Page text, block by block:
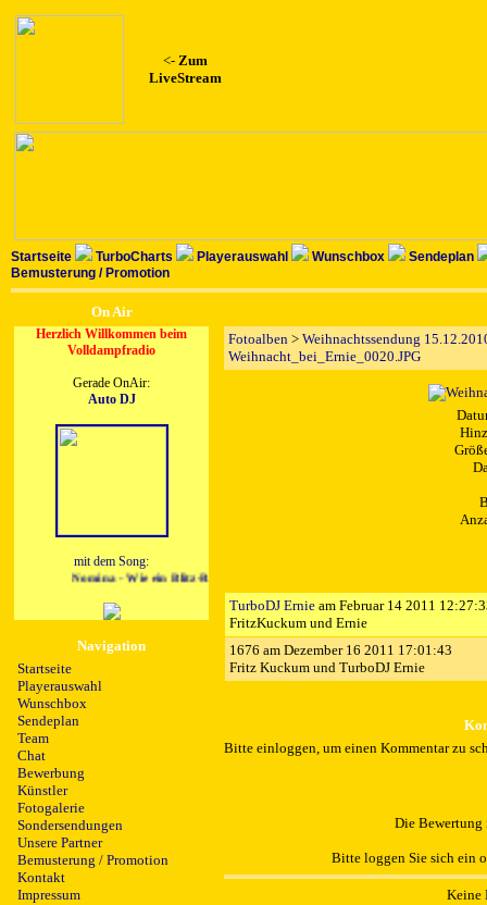
<- Zum
LiveStream
Startseite TurboCharts Playerauswahl Wunschbox
Sendeplan
Bemusterung / Promotion
On Air
Herzlich Willkommen beim
Volldampfradio
Gerade OnAir:
Auto DJ
mit dem Song:
Nomina - Wie ein Blitz-Radio
Navigation
Startseite
Playerauswahl
Wunschbox
Sendeplan
Team
Chat
Bewerbung
Künstler
Fotogalerie
Sondersendungen
Unsere Partner
Bemusterung / Promotion
Kontakt
Impressum
Fotoalben > Weihnachtssendung
Weihnacht_bei_Ernie_0020.JPG
TurboDJ Ernie am Februar 14 2011
FritzKuckum und Ernie
1676 am Dezember 16 2011 17:01:43
Fritz Kuckum und TurboDJ Ernie
Bitte einloggen, um einen Kommentar zu
Die
Bitte loggen Sie sich ein
Keine